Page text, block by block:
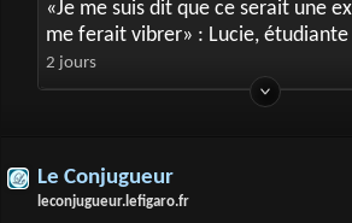
«Je me suis dit que ce serait une
me ferait vibrer» : Lucie,
famille d’accueil pour chiens
2 jours
Le Conjugueur
leconjugueur.lefigaro.fr